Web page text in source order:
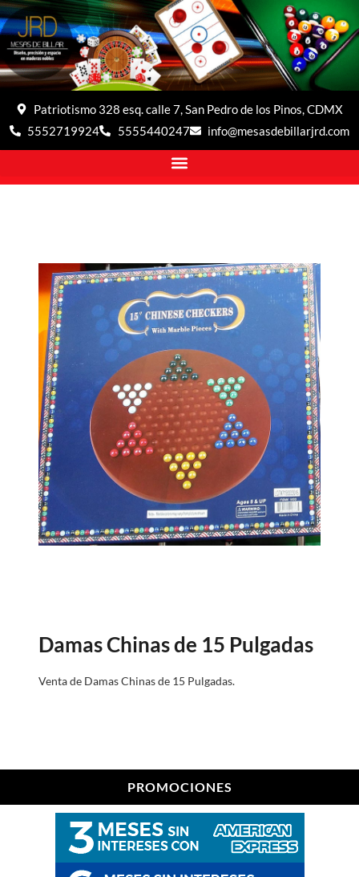
Patriotismo 328 esq. calle 7, San Pedro de los Pinos, CDMX
5552719924
5555440247 info@mesasdebillarjrd.com
PROMOCIONES
Damas Chinas de 15 Pulgadas
Venta de Damas Chinas de 15 Pulgadas.